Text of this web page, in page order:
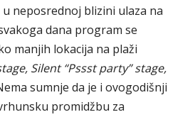
neposrednoj blizini ulaza na
dana program se
manjih lokacija na plaži
Silent “Pssst party” stage,
sumnje da je i ovogodišnji
promidžbu za